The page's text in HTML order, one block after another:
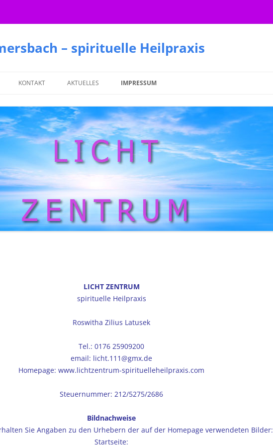
– spirituelle Heilpraxis
KONTAKT AKTUELLES IMPRESSUM
LICHT ZENTRUM
spirituelle Heilpraxis
Roswitha Zilius Latusek
Tel.: 0176 25909200
email: licht.111@gmx.de
Homepage: www.lichtzentrum-spirituelleheilpraxis.com
Steuernummer: 212/5275/2686
Bildnachweise
Sie Angaben zu den Urhebern der auf der Homepage verwendeten Bilder:
Startseite: